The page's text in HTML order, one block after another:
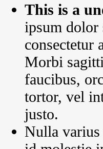
This is a
ipsum dolor
consectetur
Morbi
faucibus,
tortor, vel
justo.
Nulla varius